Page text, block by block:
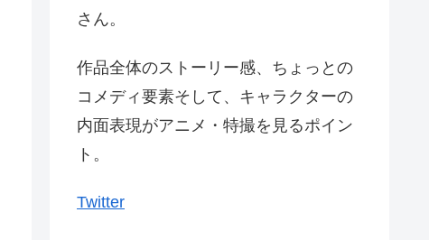
さん。
作品全体のストーリー感、ちょっとの
コメディ要素そして、キャラクターの
内面表現がアニメ・特撮を見るポイン
ト。
Twitter